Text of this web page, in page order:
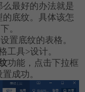
最好的办法就是
底纹。具体该怎
。
置底纹的表格。
工具>设计。
功能，点击下拉框
成功。